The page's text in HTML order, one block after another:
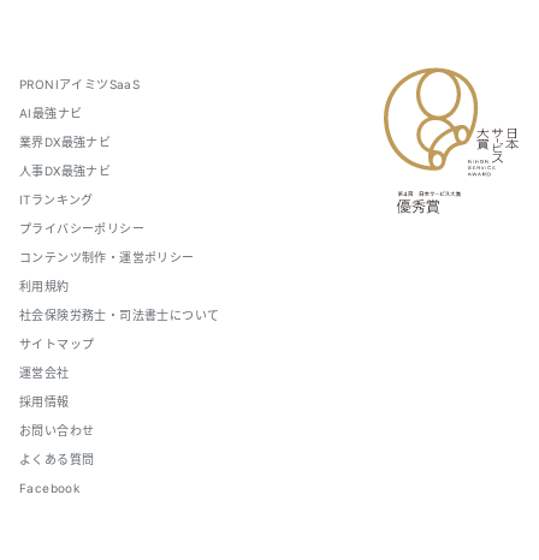
PRONIアイミツSaaS
AI最強ナビ
業界DX最強ナビ
人事DX最強ナビ
ITランキング
プライバシーポリシー
コンテンツ制作・運営ポリシー
利用規約
社会保険労務士・司法書士について
サイトマップ
運営会社
採用情報
お問い合わせ
よくある質問
Facebook